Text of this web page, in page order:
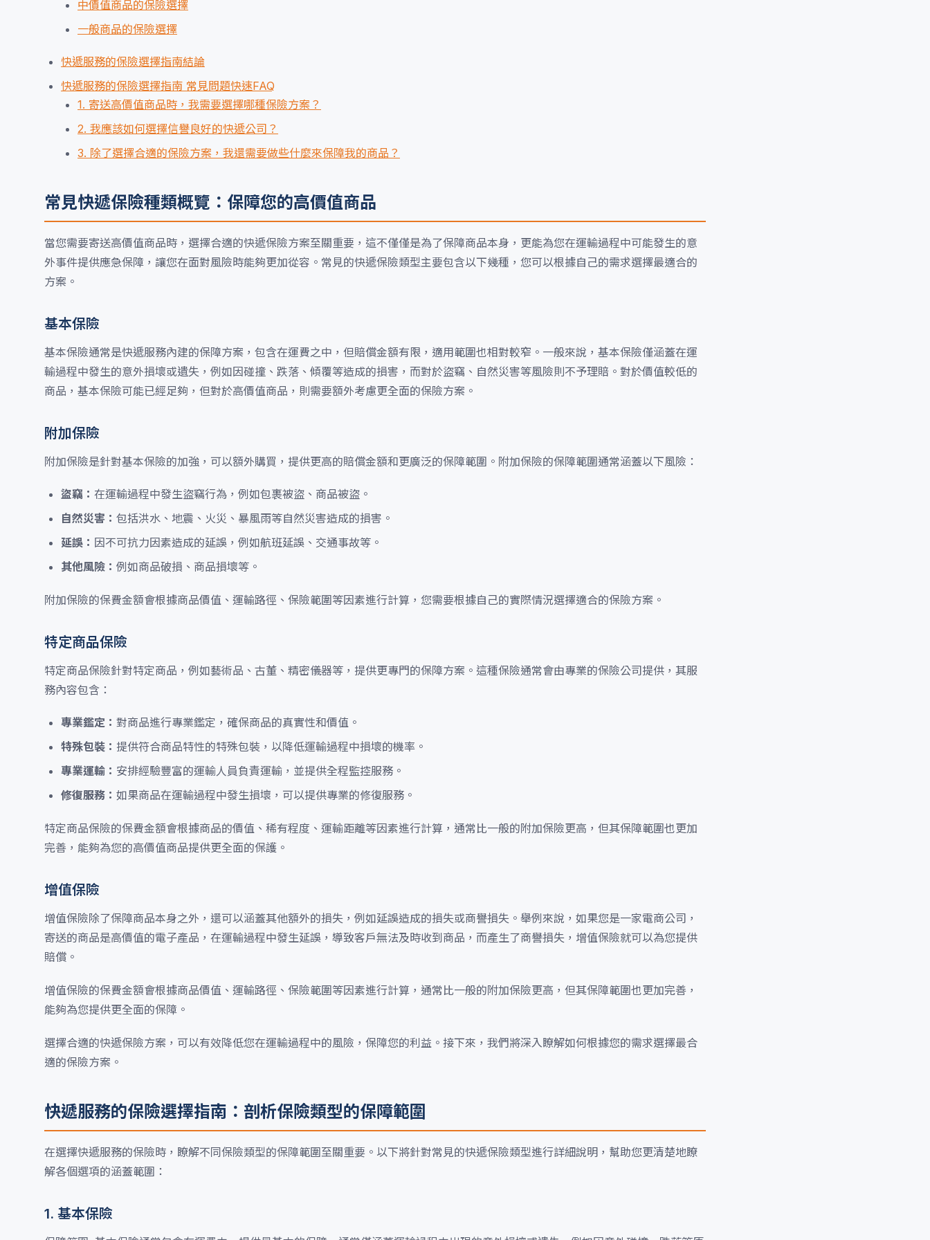
中價值商品的保險選擇
一般商品的保險選擇
快遞服務的保險選擇指南結論
快遞服務的保險選擇指南 常見問題快速FAQ
1. 寄送高價值商品時，我需要選擇哪種保險方案？
2. 我應該如何選擇信譽良好的快遞公司？
3. 除了選擇合適的保險方案，我還需要做些什麼來保障我的商品？
常見快遞保險種類概覽：保障您的高價值商品
當您需要寄送高價值商品時，選擇合適的快遞保險方案至關重要，這不僅僅是為了保障商品本身，更能為您在運輸過程中可能發生的意
外事件提供應急保障，讓您在面對風險時能夠更加從容。常見的快遞保險類型主要包含以下幾種，您可以根據自己的需求選擇最適合的
方案。
基本保險
基本保險通常是快遞服務內建的保障方案，包含在運費之中，但賠償金額有限，適用範圍也相對較窄。一般來說，基本保險僅涵蓋在運
輸過程中發生的意外損壞或遺失，例如因碰撞、跌落、傾覆等造成的損害，而對於盜竊、自然災害等風險則不予理賠。對於價值較低的
商品，基本保險可能已經足夠，但對於高價值商品，則需要額外考慮更全面的保險方案。
附加保險
附加保險是針對基本保險的加強，可以額外購買，提供更高的賠償金額和更廣泛的保障範圍。附加保險的保障範圍通常涵蓋以下風險：
盜竊： 在運輸過程中發生盜竊行為，例如包裹被盜、商品被盜。
自然災害： 包括洪水、地震、火災、暴風雨等自然災害造成的損害。
延誤： 因不可抗力因素造成的延誤，例如航班延誤、交通事故等。
其他風險： 例如商品破損、商品損壞等。
附加保險的保費金額會根據商品價值、運輸路徑、保險範圍等因素進行計算，您需要根據自己的實際情況選擇適合的保險方案。
特定商品保險
特定商品保險針對特定商品，例如藝術品、古董、精密儀器等，提供更專門的保障方案。這種保險通常會由專業的保險公司提供，其服
務內容包含：
專業鑑定： 對商品進行專業鑑定，確保商品的真實性和價值。
特殊包裝： 提供符合商品特性的特殊包裝，以降低運輸過程中損壞的機率。
專業運輸： 安排經驗豐富的運輸人員負責運輸，並提供全程監控服務。
修復服務： 如果商品在運輸過程中發生損壞，可以提供專業的修復服務。
特定商品保險的保費金額會根據商品的價值、稀有程度、運輸距離等因素進行計算，通常比一般的附加保險更高，但其保障範圍也更加
完善，能夠為您的高價值商品提供更全面的保護。
增值保險
增值保險除了保障商品本身之外，還可以涵蓋其他額外的損失，例如延誤造成的損失或商譽損失。舉例來說，如果您是一家電商公司，
寄送的商品是高價值的電子產品，在運輸過程中發生延誤，導致客戶無法及時收到商品，而產生了商譽損失，增值保險就可以為您提供
賠償。
增值保險的保費金額會根據商品價值、運輸路徑、保險範圍等因素進行計算，通常比一般的附加保險更高，但其保障範圍也更加完善，
能夠為您提供更全面的保障。
選擇合適的快遞保險方案，可以有效降低您在運輸過程中的風險，保障您的利益。接下來，我們將深入瞭解如何根據您的需求選擇最合
適的保險方案。
快遞服務的保險選擇指南：剖析保險類型的保障範圍
在選擇快遞服務的保險時，瞭解不同保險類型的保障範圍至關重要。以下將針對常見的快遞保險類型進行詳細說明，幫助您更清楚地瞭
解各個選項的涵蓋範圍：
1. 基本保險